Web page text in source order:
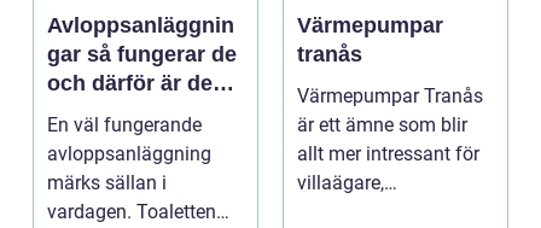
Avloppsanläggnin
gar så fungerar de
och därför är de
viktigare än många
tror
En väl fungerande
avloppsanläggning
märks sällan i
vardagen. Toaletten
Värmepumpar
tranås
Värmepumpar Tranås
är ett ämne som blir
allt mer intressant för
villaägare,